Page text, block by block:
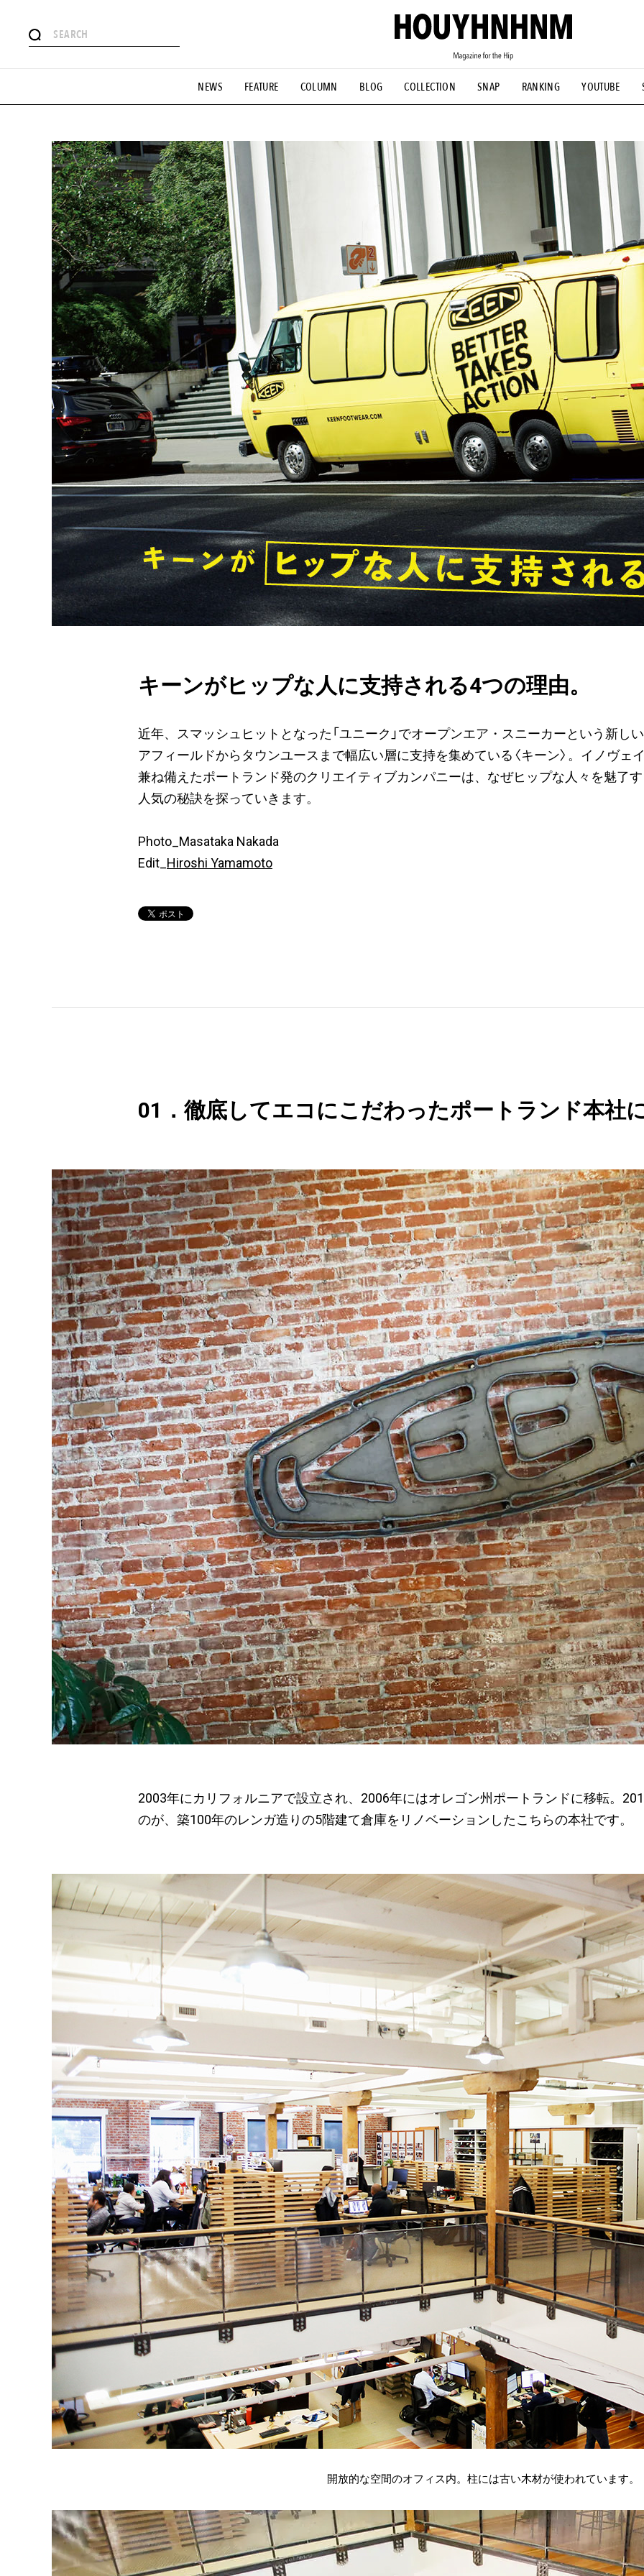
NEWS FEATURE COLUMN BLOG COLLECTION SNAP RANKING YOUTUBE
#注目のタグ
#憧れの逸品 #ESSENTIAL DESIGNS #古着サミット #NEW VINTAGE #マイナーグッド図鑑
#SPORTS #HANDSOME HANDBOOK
キーンがヒップな人に支持される4つの理由。
近年、スマッシュヒットとなった「ユニーク」でオープンエア・スニーカーという新し
アフィールドからタウンユースまで幅広い層に支持を集めている〈キーン〉。イノヴェ
兼ね備えたポートランド発のクリエイティブカンパニーは、なぜヒップな人々を魅了
人気の秘訣を探っていきます。
Photo_Masataka Nakada
Edit_ Hiroshi Yamamoto
01．徹底してエコにこだわったポートランド本社
2003年にカリフォルニアで設立され、2006年にはオレゴン州ポートランドに移転。
のが、築100年のレンガ造りの5階建て倉庫をリノベーションしたこちらの本社です。
開放的な空間のオフィス内。柱には古い木材が使われています。